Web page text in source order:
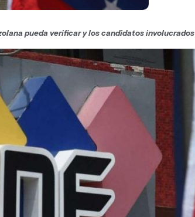
pueda verificar y los candidatos involucrados